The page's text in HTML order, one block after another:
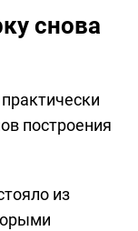
снова
построения
из